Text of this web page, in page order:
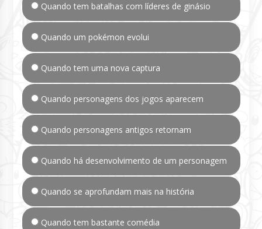
Quando tem batalhas com líderes de ginásio
Quando um pokémon evolui
Quando tem uma nova captura
Quando personagens dos jogos aparecem
Quando personagens antigos retornam
Quando há desenvolvimento de um personagem
Quando se aprofundam mais na história
Quando tem bastante comédia